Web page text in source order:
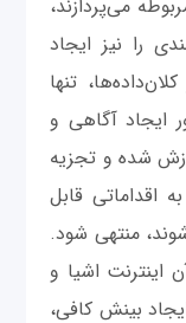
می‌پردازند،
را نیز ایجاد
تنها
ایجاد آگاهی و
شده و تجزیه
اقداماتی قابل
منتهی شود.
اینترنت اشیا و
بینش کافی،